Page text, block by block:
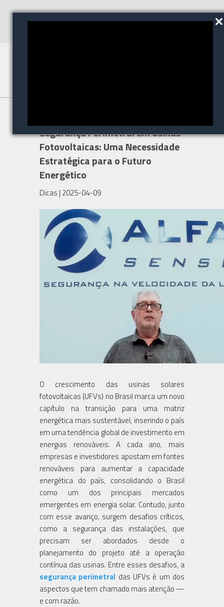
Segurança Perimetral em Usinas
Fotovoltaicas: Uma Necessidade
Estratégica para o Futuro
Energético
Dicas | 2025-04-09
O crescimento das usinas solares
fotovoltaicas (UFVs) no Brasil marca um novo
capítulo na transição para uma matriz
energética mais sustentável, inserindo o país
em uma tendência global de investimento em
energias renováveis. A cada ano, mais
empresas e investidores apostam em fontes
renováveis para aumentar a capacidade
energética do país, consolidando o Brasil
como um dos principais mercados
emergentes em energia solar. Contudo, junto
com esse avanço, surgem desafios críticos,
como a segurança das instalações, que
precisam ser abordados desde o
planejamento do projeto até a operação
contínua das usinas. Entre esses desafios, a
segurança perimetral das UFVs é um dos
aspectos que tem chamado mais atenção —
e com razão.